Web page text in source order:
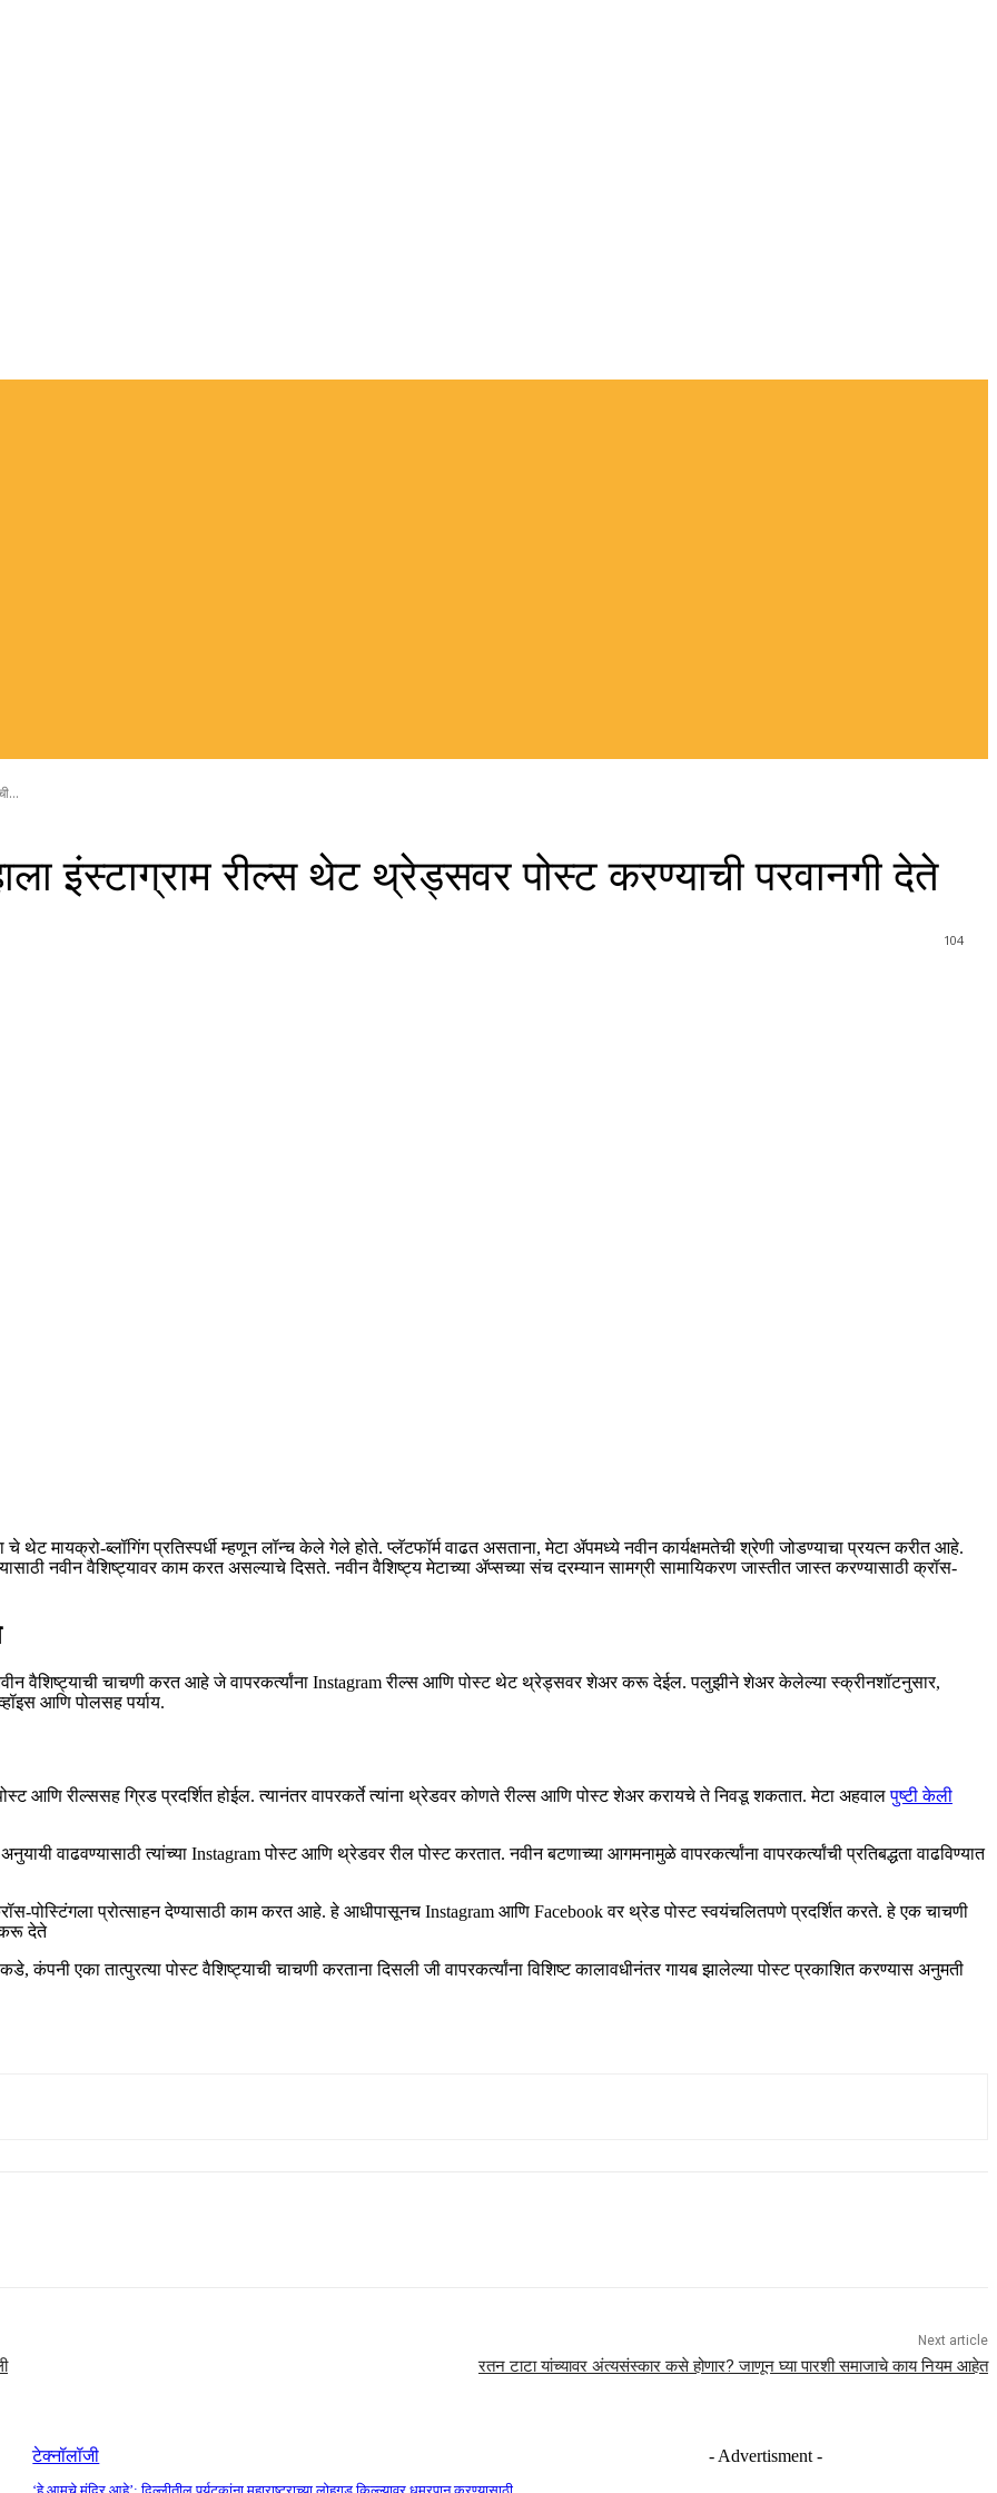
इंस्टाग्राम रील्स थेट थ्रेड्सवर पोस्ट करण्याची परवानगी देते
104
मायक्रो-ब्लॉगिंग प्रतिस्पर्धी म्हणून लॉन्च केले गेले होते. प्लॅटफॉर्म वाढत असताना, मेटा ॲपमध्ये नवीन कार्यक्षमतेची श्रेणी जोडण्याचा प्रयत्न करीत आहे.
नवीन वैशिष्ट्यावर काम करत असल्याचे दिसते. नवीन वैशिष्ट्य मेटाच्या ॲप्सच्या संच दरम्यान सामग्री सामायिकरण जास्तीत जास्त करण्यासाठी क्रॉस-
वैशिष्ट्याची चाचणी करत आहे जे वापरकर्त्यांना Instagram रील्स आणि पोस्ट थेट थ्रेड्सवर शेअर करू देईल. पलुझीने शेअर केलेल्या स्क्रीनशॉटनुसार,
आणि पोलसह पर्याय.
आणि रील्ससह ग्रिड प्रदर्शित होईल. त्यानंतर वापरकर्ते त्यांना थ्रेडवर कोणते रील्स आणि पोस्ट शेअर करायचे ते निवडू शकतात. मेटा अहवालपुष्टी केली
वाढवण्यासाठी त्यांच्या Instagram पोस्ट आणि थ्रेडवर रील पोस्ट करतात. नवीन बटणाच्या आगमनामुळे वापरकर्त्यांना वापरकर्त्यांची प्रतिबद्धता वाढविण्यात
पोस्टिंगला प्रोत्साहन देण्यासाठी काम करत आहे. हे आधीपासूनच Instagram आणि Facebook वर थ्रेड पोस्ट स्वयंचलितपणे प्रदर्शित करते. हे एक चाचणी
करू देते
कंपनी एका तात्पुरत्या पोस्ट वैशिष्ट्याची चाचणी करताना दिसली जी वापरकर्त्यांना विशिष्ट कालावधीनंतर गायब झालेल्या पोस्ट प्रकाशित करण्यास अनुमती
Next article
रतन टाटा यांच्यावर अंत्यसंस्कार कसे होणार? जाणून घ्या पारशी समाजाचे काय नियम आहेत
टेक्नॉलॉजी - Advertisment -